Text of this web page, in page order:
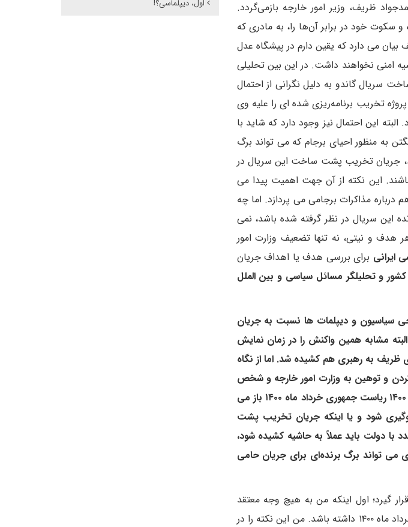
ظریف، وزیر امور خارجه بازمی‌گردد.
سکوت خود در برابر آن‌ها را، به مادری که
می دارد که یقین دارم در پیشگاه عدل
امنی نخواهند داشت. در این بین تحلیلی
گاندو به دلیل نگرانی از احتمال
حضور محمدجواد ظریف در جریان رقابت های انتخابات ریاست جمهوری خردادماه ۱۴۰۰ پروژه تخریب برنامه‌ریزی شده ای را علیه وی
البته این احتمال نیز وجود دارد که شاید با
به منظور احیای برجام که می تواند برگ
جریان تخریب پشت ساخت این سریال در
این نکته از آن جهت اهمیت پیدا می
مذاکرات برجامی می پردازد. اما چه
سریال در نظر گرفته شده باشد، نمی
هدف و نیتی، نه تنها تضعیف وزارت امور
ایرانی برای بررسی هدف یا اهداف جریان
و تحلیلگر مسائل سیاسی و بین الملل
سیاسیون و دیپلمات ها نسبت به جریان
مشابه همین واکنش را در زمان نمایش
به رهبری هم کشیده شد. اما از نگاه
و توهین به وزارت امور خارجه و شخص
محمدجواد ظریف دنبال می کند؟ آیا این بار مسئله به احتمال حضور ظریف در انتخابات ۱۴۰۰ ریاست جمهوری خرداد ماه ۱۴۰۰ باز می
شود و یا اینکه جریان تخریب پشت
دولت باید عملاً به حاشیه کشیده شود،
می تواند برگ برنده‌ای برای جریان حامی
گیرد؛ اول اینکه من به هیچ وجه معتقد
نیستم که محمد جواد ظریف کوچکترین تمایلی به حضور در انتخابات ریاست جمهوری خرداد ماه ۱۴۰۰ داشته باشد. من این نکته را در
اول، دیپلماسی؟!